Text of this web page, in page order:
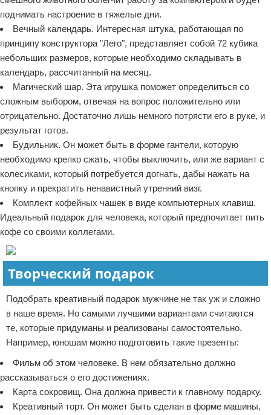
поднимать настроение в тяжелые дни.
Вечный календарь. Интересная штука, работающая по
принципу конструктора "Лего", представляет собой 72 кубика
небольших размеров, которые необходимо складывать в
календарь, рассчитанный на месяц.
Магический шар. Эта игрушка поможет определиться со
сложным выбором, отвечая на вопрос положительно или
отрицательно. Достаточно лишь немного потрясти его в руке, и
результат готов.
Будильник. Он может быть в форме гантели, которую
необходимо крепко сжать, чтобы выключить, или же вариант с
колесиками, который потребуется догнать, дабы нажать на
кнопку и прекратить ненавистный утренний визг.
Комплект кофейных чашек в виде компьютерных клавиш.
Идеальный подарок для человека, который предпочитает пить
кофе со своими коллегами.
Творческий подарок
Подобрать креативный подарок мужчине не так уж и сложно
в наше время. Но самыми лучшими вариантами считаются
те, которые придуманы и реализованы самостоятельно.
Например, юношам можно подготовить такие презенты:
Фильм об этом человеке. В нем обязательно должно
рассказываться о его достижениях.
Карта сокровищ. Она должна привести к главному подарку.
Креативный торт. Он может быть сделан в форме машины,